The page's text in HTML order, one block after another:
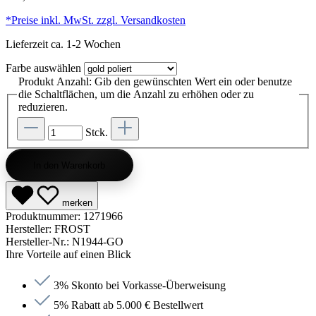
*Preise inkl. MwSt. zzgl. Versandkosten
Lieferzeit ca. 1-2 Wochen
Farbe auswählen
Produkt Anzahl: Gib den gewünschten Wert ein oder benutze
die Schaltflächen, um die Anzahl zu erhöhen oder zu
reduzieren.
Stck.
merken
Produktnummer: 1271966
Hersteller: FROST
Hersteller-Nr.: N1944-GO
Ihre Vorteile auf einen Blick
3% Skonto bei Vorkasse-Überweisung
5% Rabatt ab 5.000 € Bestellwert